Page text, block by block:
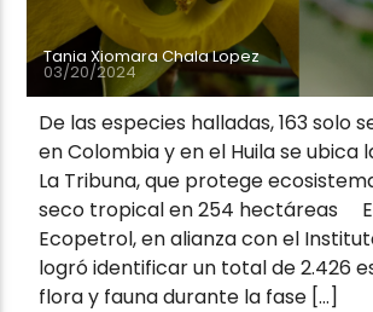
Tania Xiomara Chala Lopez
03/20/2024
De las especies halladas, 163 solo
en Colombia y en el Huila se ubica
La Tribuna, que protege
seco tropical en 254 hectáreas
Ecopetrol, en alianza con el
logró identificar un total de 2.426
flora y fauna durante la fase […]